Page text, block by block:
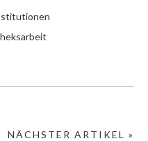
NÄCHSTER ARTIKEL »